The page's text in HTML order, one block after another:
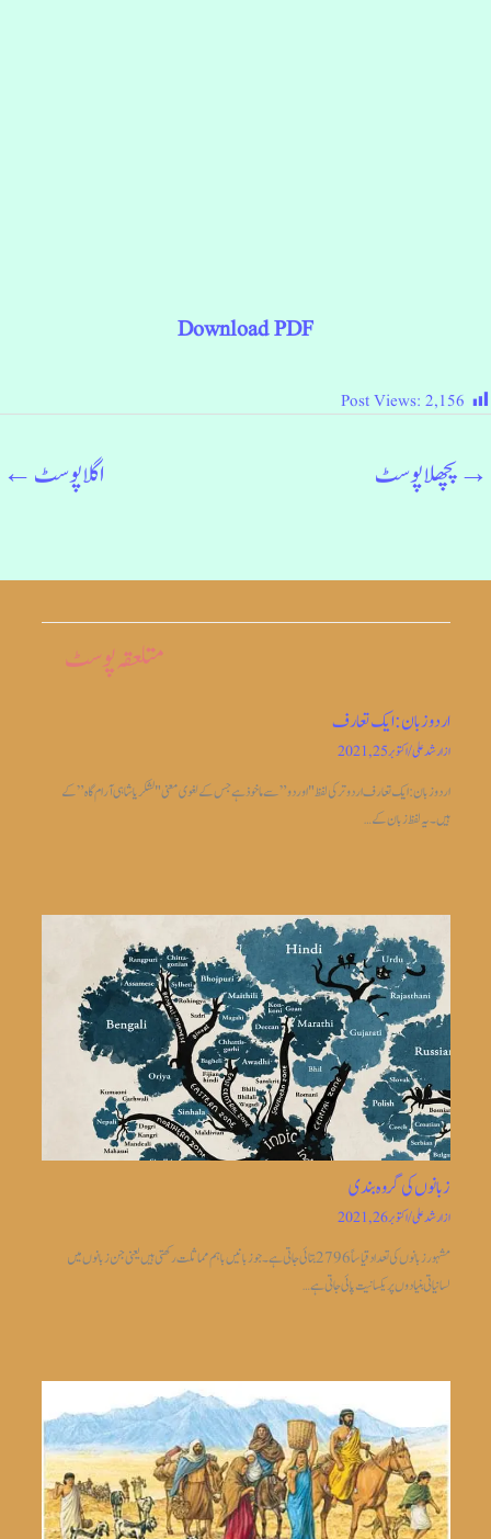
Download PDF
Post Views: 2,156
→پچھلا پوسٹ اگلا پوسٹ←
متلعقہ پوسٹ
اردو زبان: ایک تعارف
ازارشد علی/اکتوبر 25, 2021
اردو زبان: ایک تعارف اردو ترکی لفظ "اوردو” سے ماخوذ ہے جس کے لغوی معنی "لشکریا شاہی آرام گاہ” کے
ہیں۔ یہ لفظ زبان کے…
زبانوں کی گروہ بندی
ازارشد علی/اکتوبر 26, 2021
مشہور زبانوں کی تعداد قیاساً2796 بتائی جاتی ہے ۔جو زبانیں باہم مماثلت رکھتی ہیں یعنی جن زبانوں میں
لسانیاتی بنیادوں پر یکسانیت پائی جاتی ہے…